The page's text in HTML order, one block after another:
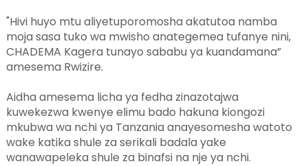
"Hivi huyo mtu aliyetuporomosha akatutoa namba
moja sasa tuko wa mwisho anategemea tufanye nini,
CHADEMA Kagera tunayo sababu ya kuandamana”
amesema Rwizire.
Aidha amesema licha ya fedha zinazotajwa
kuwekezwa kwenye elimu bado hakuna kiongozi
mkubwa wa nchi ya Tanzania anayesomesha watoto
wake katika shule za serikali badala yake
wanawapeleka shule za binafsi na nje ya nchi.